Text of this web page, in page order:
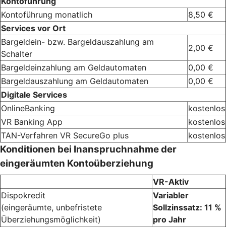
Kontoführung monatlich
8,50 €
Services vor Ort
Bargeldein- bzw. Bargeldauszahlung am
Schalter
2,00 €
Bargeldeinzahlung am Geldautomaten
0,00 €
Bargeldauszahlung am Geldautomaten
0,00 €
Digitale Services
OnlineBanking
kostenlos
VR Banking App
kostenlos
TAN-Verfahren VR SecureGo plus
kostenlos
Konditionen bei Inanspruchnahme der
eingeräumten Kontoüberziehung
VR-Aktiv
Dispokredit
(eingeräumte, unbefristete
Überziehungsmöglichkeit)
Variabler
Sollzinssatz: 11 %
pro Jahr